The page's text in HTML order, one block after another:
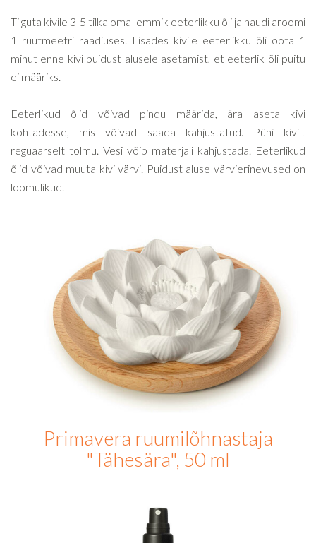
Tilguta kivile 3-5 tilka oma lemmik eeterlikku õli ja naudi aroomi
1 ruutmeetri raadiuses. Lisades kivile eeterlikku õli oota 1
minut enne kivi puidust alusele asetamist, et eeterlik õli puitu
ei määriks.
Eeterlikud õlid võivad pindu määrida, ära aseta kivi
kohtadesse, mis võivad saada kahjustatud. Pühi kivilt
reguaarselt tolmu. Vesi võib materjali kahjustada. Eeterlikud
õlid võivad muuta kivi värvi. Puidust aluse värvierinevused on
loomulikud.
Primavera ruumilõhnastaja
"Tähesära", 50 ml